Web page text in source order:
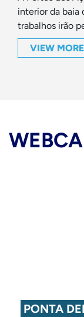
interior da baia
trabalhos irão
VIEW MORE
PONTA